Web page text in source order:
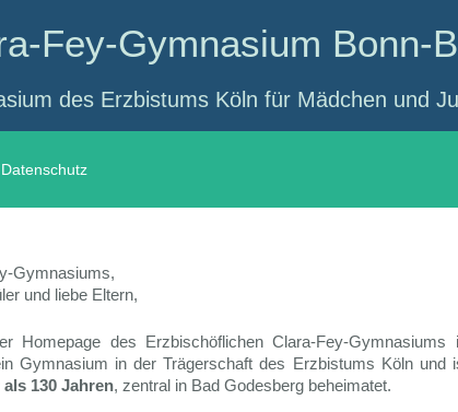
Fey-Gymnasium Bonn-
des Erzbistums Köln für Mädchen und
Datenschutz
Gymnasiums,
und liebe Eltern,
Homepage des Erzbischöflichen Clara-Fey-Gymnasiums
Gymnasium in der Trägerschaft des Erzbistums Köln und
130 Jahren, zentral in Bad Godesberg beheimatet.